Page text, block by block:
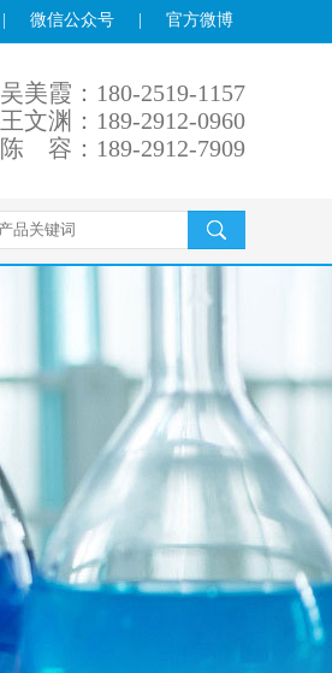
微信公众号 官方微博
吴美霞：180-2519-1157
王文渊：189-2912-0960
陈 容：189-2912-7909